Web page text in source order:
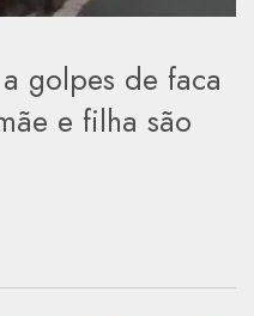
golpes de faca
e filha são